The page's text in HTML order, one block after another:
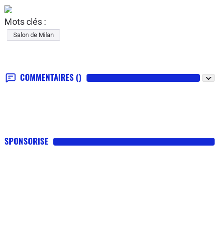
Mots clés :
Salon de Milan
COMMENTAIRES ()
SPONSORISE